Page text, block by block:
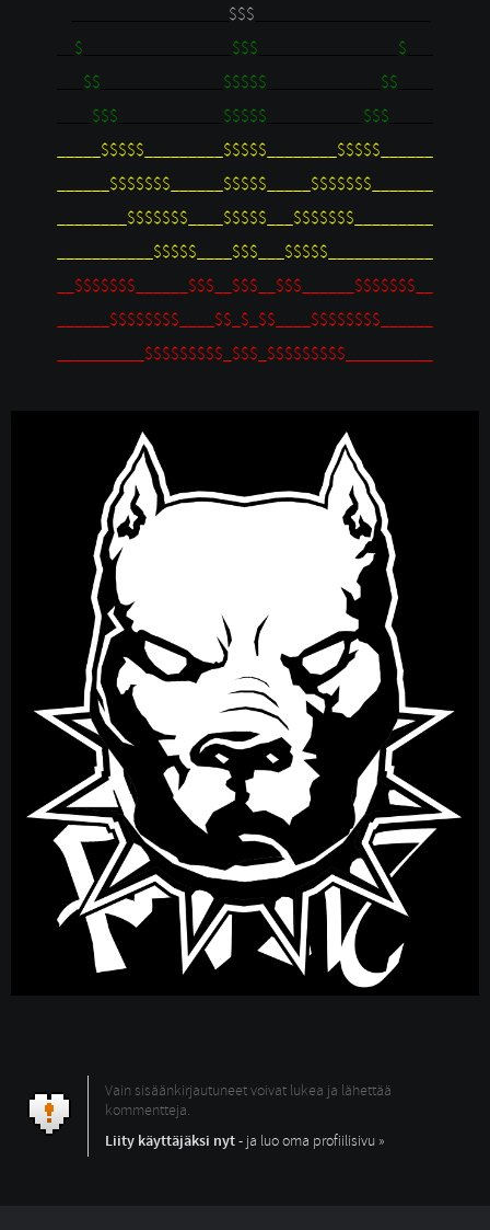
$$$
$ $$$ $
$$ $$$$$ $$
$$$ $$$$$ $$$
_____$$$$$_________$$$$$________$$$$$______
______$$$$$$$______$$$$$_____$$$$$$$_______
________$$$$$$$____$$$$$___$$$$$$$_________
___________$$$$$____$$$___$$$$$____________
__$$$$$$$______$$$__$$$__$$$______$$$$$$$__
______$$$$$$$$____$$_$_$$____$$$$$$$$______
__________$$$$$$$$$_$$$_$$$$$$$$$__________
Vain sisäänkirjautuneet voivat lukea ja lähettää
kommentteja.
Liity käyttäjäksi nyt- ja luo oma profiilisivu »